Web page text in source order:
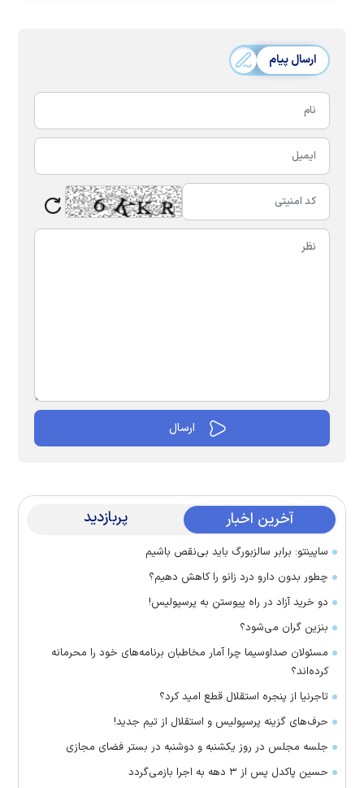
ارسال پیام
آخرین اخبار پربازدید
ساپینتو: برابر سالزبورگ باید بی‌نقص باشیم
چطور بدون دارو درد زانو را کاهش دهیم؟
دو خرید آزاد در راه پیوستن به پرسپولیس!
بنزین گران می‌شود؟
مسئولان صداوسیما چرا آمار مخاطبان برنامه‌های خود را محرمانه
کرده‌اند؟
تاجرنیا از پنجره استقلال قطع امید کرد؟
حرف‌های گزینه پرسپولیس و استقلال از تیم جدید!
جلسه مجلس در روز یکشنبه و دوشنبه در بستر فضای مجازی
حسین پاکدل پس از ۳ دهه به اجرا بازمی‌گردد